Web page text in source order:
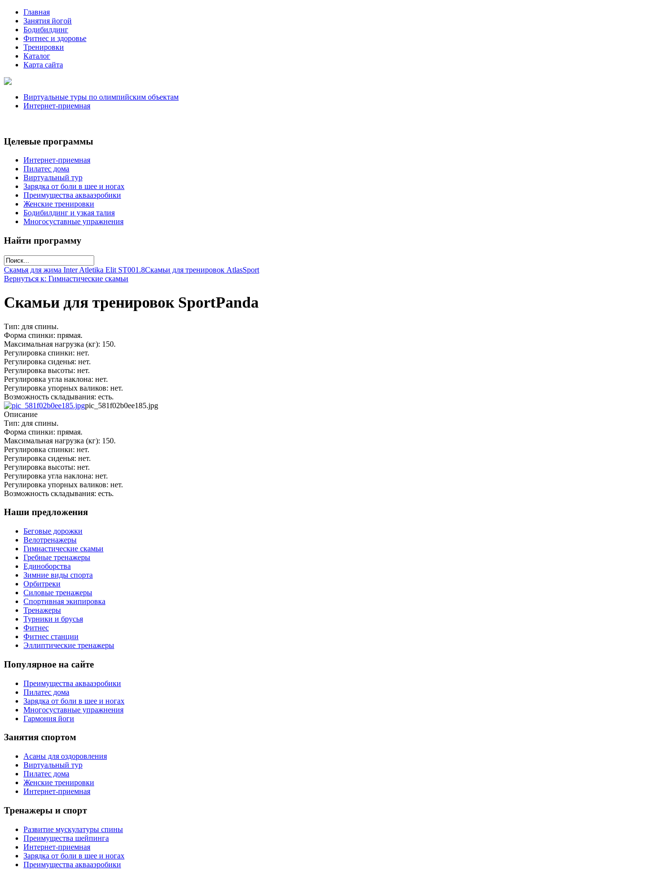
Главная
Занятия йогой
Бодибилдинг
Фитнес и здоровье
Тренировки
Каталог
Карта сайта
Виртуальные туры по олимпийским объектам
Интернет-приемная
Целевые программы
Интернет-приемная
Пилатес дома
Виртуальный тур
Зарядка от боли в шее и ногах
Преимущества аквааэробики
Женские тренировки
Бодибилдинг и узкая талия
Многосуставные упражнения
Найти программу
Скамья для жима Inter Atletika Elit SТ001.8Скамьи для тренировок AtlasSport
Вернуться к: Гимнастические скамьи
Скамьи для тренировок SportPanda
Тип: для спины.
Форма спинки: прямая.
Максимальная нагрузка (кг): 150.
Регулировка спинки: нет.
Регулировка сиденья: нет.
Регулировка высоты: нет.
Регулировка угла наклона: нет.
Регулировка упорных валиков: нет.
Возможность складывания: есть.
pic_581f02b0ee185.jpg
Описание
Тип: для спины.
Форма спинки: прямая.
Максимальная нагрузка (кг): 150.
Регулировка спинки: нет.
Регулировка сиденья: нет.
Регулировка высоты: нет.
Регулировка угла наклона: нет.
Регулировка упорных валиков: нет.
Возможность складывания: есть.
Наши предложения
Беговые дорожки
Велотренажеры
Гимнастические скамьи
Гребные тренажеры
Единоборства
Зимние виды спорта
Орбитреки
Силовые тренажеры
Спортивная экипировка
Тренажеры
Турники и брусья
Фитнес
Фитнес станции
Эллиптические тренажеры
Популярное на сайте
Преимущества аквааэробики
Пилатес дома
Зарядка от боли в шее и ногах
Многосуставные упражнения
Гармония йоги
Занятия спортом
Асаны для оздоровления
Виртуальный тур
Пилатес дома
Женские тренировки
Интернет-приемная
Тренажеры и спорт
Развитие мускулатуры спины
Преимущества шейпинга
Интернет-приемная
Зарядка от боли в шее и ногах
Преимущества аквааэробики